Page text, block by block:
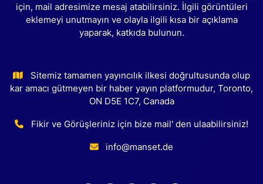
için, mail adresimize mesaj atabilirsiniz. İlgili görüntüleri
eklemeyi unutmayın ve olayla ilgili kısa bir açıklama
yaparak, katkıda bulunun.
Sitemiz tamamen yayıncılık ilkesi doğrultusunda olup
kar amacı gütmeyen bir haber yayın platformudur, Toronto,
ON D5E 1C7, Canada
Fikir ve Görüşleriniz için bize mail' den ulaabilirsiniz!
info@manset.de